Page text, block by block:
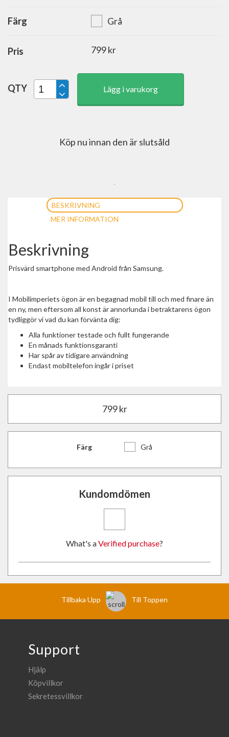
Färg Grå
Pris 799kr
QTY Lägg i varukorg
Köp nu innan den är slutsåld
BESKRIVNING
MER INFORMATION
Beskrivning
Prisvärd smartphone med Android från Samsung.
I Mobilimperiets ögon är en begagnad mobil till och med finare än
en ny, men eftersom all konst är annorlunda i betraktarens ögon
tydliggör vi vad du kan förvänta dig:
Alla funktioner testade och fullt fungerande
En månads funktionsgaranti
Har spår av tidigare användning
Endast mobiltelefon ingår i priset
799kr
Färg Grå
Kundomdömen
What's aVerified purchase?
Tillbaka Upp Till Toppen
Support
Hjälp
Köpvillkor
Sekretessvillkor